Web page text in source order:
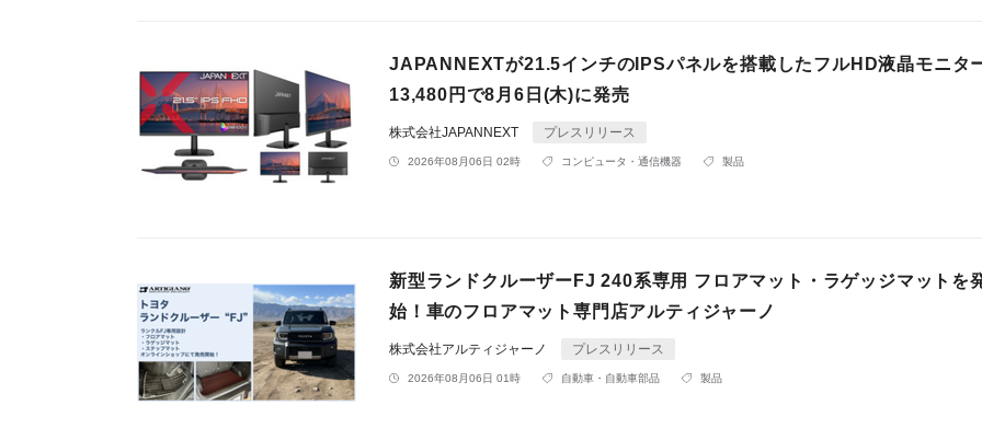
JAPANNEXTが21.5インチのIPSパネルを搭載したフルHD液晶モニタ
13,480円で8月6日(木)に発売
株式会社JAPANNEXT プレスリリース
2026年08月06日 02時 コンピュータ・通信機器 製品
新型ランドクルーザーFJ 240系専用 フロアマット・ラゲッジマットを
始！車のフロアマット専門店アルティジャーノ
株式会社アルティジャーノ プレスリリース
2026年08月06日 01時 自動車・自動車部品 製品